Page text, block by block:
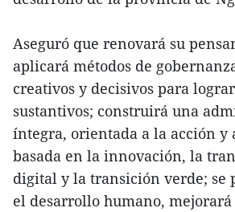
Aseguró que renovará su
aplicará métodos de
creativos y decisivos para
sustantivos; construirá una
íntegra, orientada a la acción y
basada en la innovación, la
digital y la transición verde; se
el desarrollo humano,